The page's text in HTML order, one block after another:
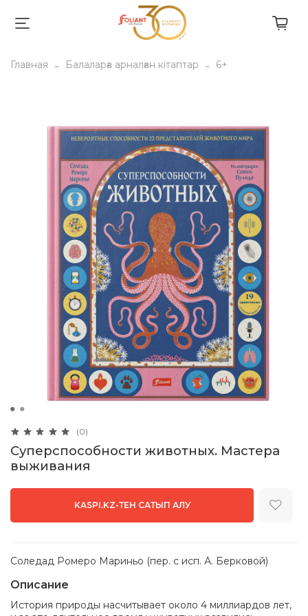
Главная Балаларға арналған кітаптар 6+
(0)
Суперспособности животных. Мастера
выживания
KASPI.KZ-ТЕН САТЫП АЛУ
Соледад Ромеро Мариньо (пер. с исп. А. Берковой)
Описание
История природы насчитывает около 4 миллиардов лет,